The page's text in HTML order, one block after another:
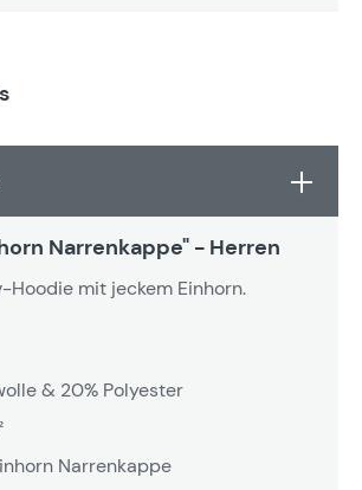
Narrenkappe" - Herren
Hoodie mit jeckem Einhorn.
& 20% Polyester
Narrenkappe